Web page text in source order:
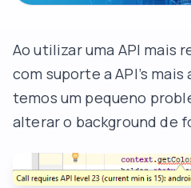
Ao utilizar uma API mais
com suporte a API’s
temos um pequeno
alterar o background de